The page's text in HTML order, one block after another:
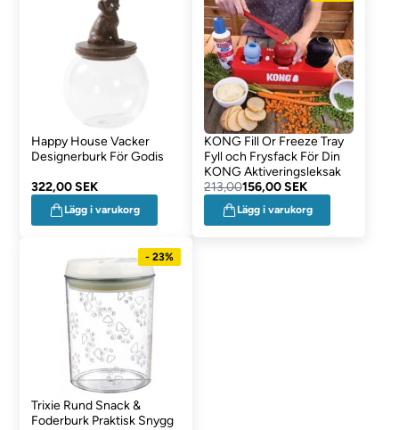
Happy House Vacker
Designerburk För Godis
322,00 SEK
Lägg i varukorg
KONG Fill Or Freeze Tray
Fyll och Frysfack För Din
KONG Aktiveringsleksak
213,00156,00 SEK
Lägg i varukorg
- 23%
Trixie Rund Snack &
Foderburk Praktisk Snygg